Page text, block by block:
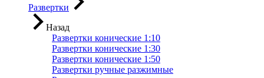
Развертки
Назад
Развертки конические 1:10
Развертки конические 1:30
Развертки конические 1:50
Развертки ручные разжимные